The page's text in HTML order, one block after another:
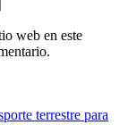
web en este
terrestre para